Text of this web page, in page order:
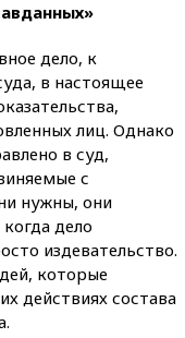
дело, к
в настоящее
лиц. Однако
в суд,
с
нужны, они
дело
издевательство.
которые
действиях состава